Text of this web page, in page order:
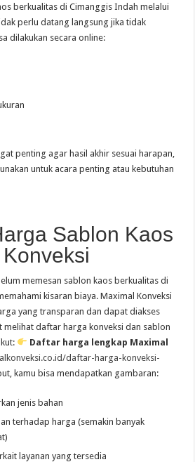
berkualitas di Cimanggis Indah melalui
perlu datang langsung jika tidak
dilakukan secara online:
penting agar hasil akhir sesuai harapan,
untuk acara penting atau kebutuhan
Sablon Kaos
memesan sablon kaos berkualitas di
kisaran biaya. Maximal Konveksi
yang transparan dan dapat diakses
melihat daftar harga konveksi dan sablon
Daftar harga lengkap Maximal
daftar-harga-konveksi-
kamu bisa mendapatkan gambaran:
jenis bahan
terhadap harga (semakin banyak
layanan yang tersedia